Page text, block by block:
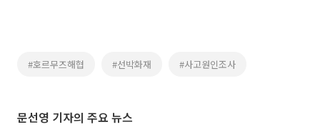
#호르무즈해협 #선박화재 #사고원인조사
문선영 기자의 주요 뉴스